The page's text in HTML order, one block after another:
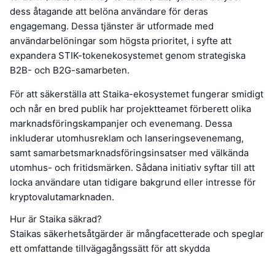
dess åtagande att belöna användare för deras
engagemang. Dessa tjänster är utformade med
användarbelöningar som högsta prioritet, i syfte att
expandera STIK-tokenekosystemet genom strategiska
B2B- och B2G-samarbeten.
För att säkerställa att Staika-ekosystemet fungerar smidigt
och når en bred publik har projektteamet förberett olika
marknadsföringskampanjer och evenemang. Dessa
inkluderar utomhusreklam och lanseringsevenemang,
samt samarbetsmarknadsföringsinsatser med välkända
utomhus- och fritidsmärken. Sådana initiativ syftar till att
locka användare utan tidigare bakgrund eller intresse för
kryptovalutamarknaden.
Hur är Staika säkrad?
Staikas säkerhetsåtgärder är mångfacetterade och speglar
ett omfattande tillvägagångssätt för att skydda